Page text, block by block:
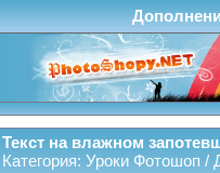
Текст на влажном
Категория: Уроки Фотошоп /